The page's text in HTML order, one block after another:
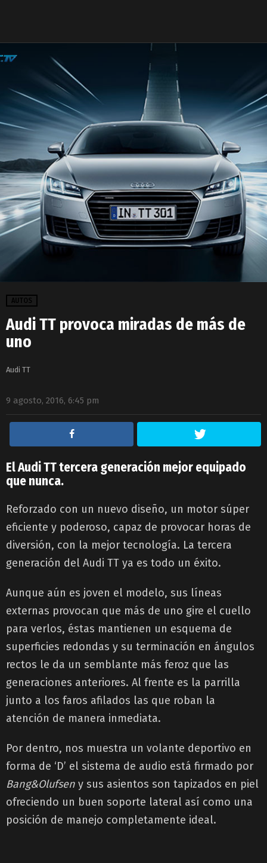
AUTOS
Audi TT provoca miradas de más de
uno
Audi TT
9 agosto, 2016, 6:45 pm
El Audi TT tercera generación mejor equipado
que nunca.
Reforzado con un nuevo diseño, un motor súper
eficiente y poderoso, capaz de provocar horas de
diversión, con la mejor tecnología. La tercera
generación del Audi TT ya es todo un éxito.
Aunque aún es joven el modelo, sus líneas
externas provocan que más de uno gire el cuello
para verlos, éstas mantienen un esquema de
superficies redondas y su terminación en ángulos
rectos le da un semblante más feroz que las
generaciones anteriores. Al frente es la parrilla
junto a los faros afilados las que roban la
atención de manera inmediata.
Por dentro, nos muestra un volante deportivo en
forma de ‘D’ el sistema de audio está firmado por
Bang&Olufsen y sus asientos son tapizados en piel
ofreciendo un buen soporte lateral así como una
posición de manejo completamente ideal.